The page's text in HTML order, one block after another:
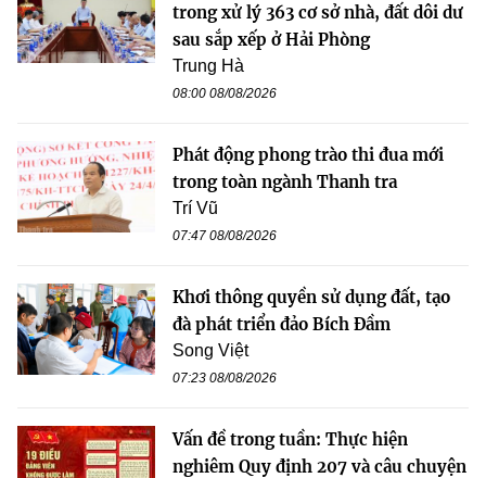
trong xử lý 363 cơ sở nhà, đất dôi dư
sau sắp xếp ở Hải Phòng
Trung Hà
08:00 08/08/2026
Phát động phong trào thi đua mới
trong toàn ngành Thanh tra
Trí Vũ
07:47 08/08/2026
Khơi thông quyền sử dụng đất, tạo
đà phát triển đảo Bích Đầm
Song Việt
07:23 08/08/2026
Vấn đề trong tuần: Thực hiện
nghiêm Quy định 207 và câu chuyện